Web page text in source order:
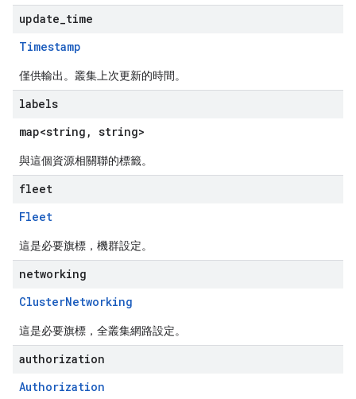
update time
Timestamp
僅供輸出。叢集上次更新的時間。
labels
map<string, string>
與這個資源相關聯的標籤。
fleet
Fleet
這是必要旗標，機群設定。
networking
ClusterNetworking
這是必要旗標，全叢集網路設定。
authorization
Authorization